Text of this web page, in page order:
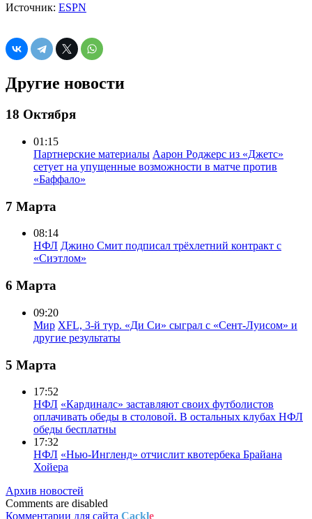
Источник: ESPN
Другие новости
18 Октября
01:15
Партнерские материалы Аарон Роджерс из «Джетс»
сетует на упущенные возможности в матче против
«Баффало»
7 Марта
08:14
НФЛ Джино Смит подписал трёхлетний контракт с
«Сиэтлом»
6 Марта
09:20
Мир XFL, 3-й тур. «Ди Си» сыграл с «Сент-Луисом» и
другие результаты
5 Марта
17:52
НФЛ «Кардиналс» заставляют своих футболистов
оплачивать обеды в столовой. В остальных клубах НФЛ
обеды бесплатны
17:32
НФЛ «Нью-Ингленд» отчислит квотербека Брайана
Хойера
Архив новостей
Comments are disabled
Комментарии для сайта Cackle